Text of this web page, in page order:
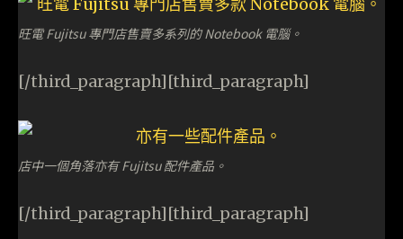
旺電 Fujitsu 專門店售賣多系列的 Notebook 電腦。
[/third_paragraph][third_paragraph]
店中一個角落亦有 Fujitsu 配件產品。
[/third_paragraph][third_paragraph]